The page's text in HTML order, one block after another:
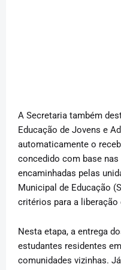
A Secretaria também
Educação de Jovens e
automaticamente o
concedido com base
encaminhadas pelas
Municipal de Educação
critérios para a liberação
Nesta etapa, a entrega
estudantes residentes
comunidades vizinhas.